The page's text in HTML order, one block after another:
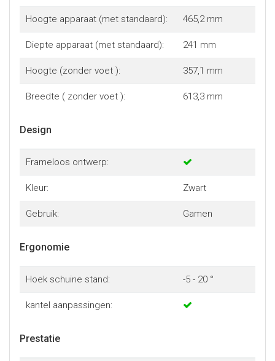
Hoogte apparaat (met standaard): 465,2 mm
Diepte apparaat (met standaard): 241 mm
Hoogte (zonder voet ): 357,1 mm
Breedte ( zonder voet ): 613,3 mm
Design
Frameloos ontwerp:
Kleur: Zwart
Gebruik: Gamen
Ergonomie
Hoek schuine stand: -5 - 20 °
kantel aanpassingen:
Prestatie